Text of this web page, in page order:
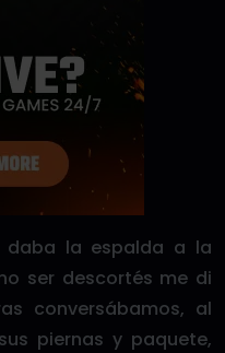
daba la espalda a la
ser descortés me di
conversábamos, al
piernas y paquete,